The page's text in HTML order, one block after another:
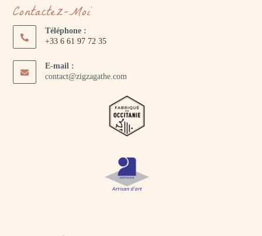
Contactez-Moi
Téléphone :
+33 6 61 97 72 35
E-mail :
contact@zigzagathe.com